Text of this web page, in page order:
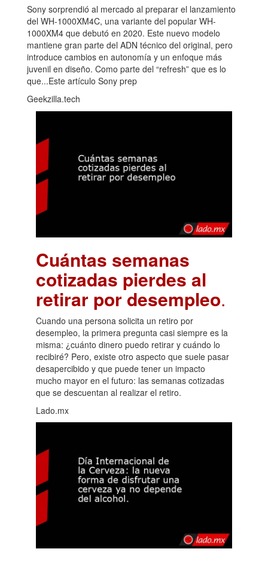
Sony sorprendió al mercado al preparar el lanzamiento
del WH-1000XM4C, una variante del popular WH-
1000XM4 que debutó en 2020. Este nuevo modelo
mantiene gran parte del ADN técnico del original, pero
introduce cambios en autonomía y un enfoque más
juvenil en diseño. Como parte del “refresh” que es lo
que...Este artículo Sony prep
Geekzilla.tech
Cuántas semanas
cotizadas pierdes al
retirar por desempleo.
Cuando una persona solicita un retiro por
desempleo, la primera pregunta casi siempre es la
misma: ¿cuánto dinero puedo retirar y cuándo lo
recibiré? Pero, existe otro aspecto que suele pasar
desapercibido y que puede tener un impacto
mucho mayor en el futuro: las semanas cotizadas
que se descuentan al realizar el retiro.
Lado.mx